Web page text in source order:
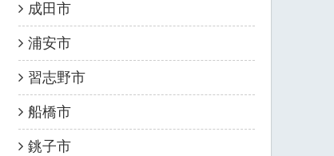
成田市
浦安市
習志野市
船橋市
銚子市